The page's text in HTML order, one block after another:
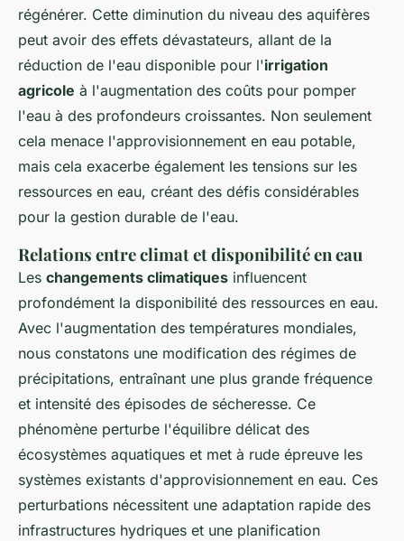
régénérer. Cette diminution du niveau des aquifères
peut avoir des effets dévastateurs, allant de la
réduction de l'eau disponible pour l'irrigation
agricole à l'augmentation des coûts pour pomper
l'eau à des profondeurs croissantes. Non seulement
cela menace l'approvisionnement en eau potable,
mais cela exacerbe également les tensions sur les
ressources en eau, créant des défis considérables
pour la gestion durable de l'eau.
Relations entre climat et disponibilité en eau
Les changements climatiques influencent
profondément la disponibilité des ressources en eau.
Avec l'augmentation des températures mondiales,
nous constatons une modification des régimes de
précipitations, entraînant une plus grande fréquence
et intensité des épisodes de sécheresse. Ce
phénomène perturbe l'équilibre délicat des
écosystèmes aquatiques et met à rude épreuve les
systèmes existants d'approvisionnement en eau. Ces
perturbations nécessitent une adaptation rapide des
infrastructures hydriques et une planification